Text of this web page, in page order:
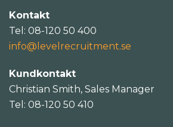
Kontakt
Tel: 08-120 50 400
info@levelrecruitment.se
Kundkontakt
Christian Smith, Sales Manager
Tel: 08-120 50 410